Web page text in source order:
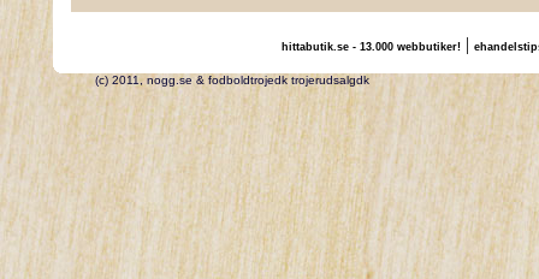
hittabutik.se - 13.000 webbutiker!|
(c) 2011, nogg.se & fodboldtrojedk trojerudsalgdk